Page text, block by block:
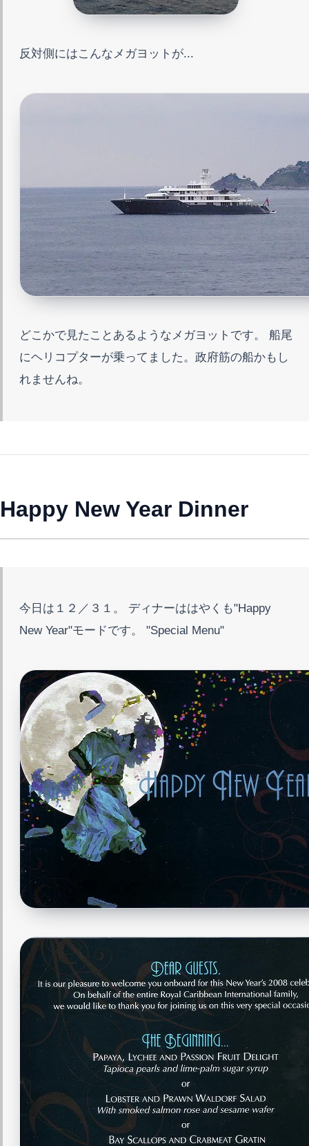
反対側にはこんなメガヨットが...
どこかで見たことあるようなメガヨットです。 船尾
にヘリコプターが乗ってました。政府筋の船かもし
れませんね。
Happy New Year Dinner
今日は１２／３１。 ディナーははやくも"Happy
New Year"モードです。 "Special Menu"